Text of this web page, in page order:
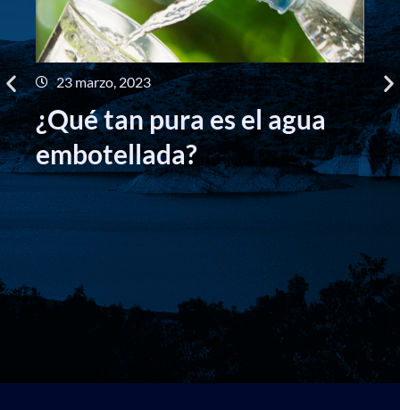
23 marzo, 2023
¿Qué tan pura es el agua
embotellada?